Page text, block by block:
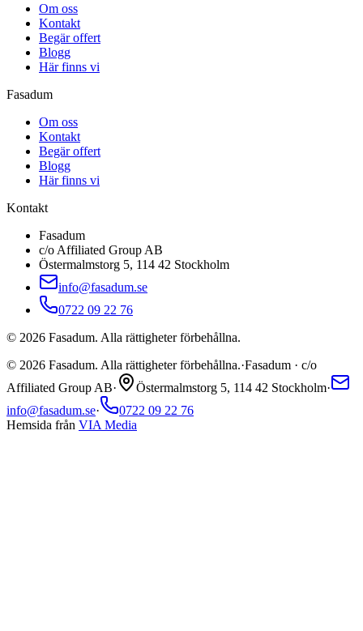
Om oss
Kontakt
Begär offert
Blogg
Här finns vi
Fasadum
Om oss
Kontakt
Begär offert
Blogg
Här finns vi
Kontakt
Fasadum
c/o Affiliated Group AB
Östermalmstorg 5, 114 42 Stockholm
info@fasadum.se
0722 09 22 76
© 2026 Fasadum. Alla rättigheter förbehållna.
© 2026 Fasadum. Alla rättigheter förbehållna.·Fasadum · c/o
Affiliated Group AB· Östermalmstorg 5, 114 42 Stockholm·
info@fasadum.se·
0722 09 22 76
Hemsida från VIA Media